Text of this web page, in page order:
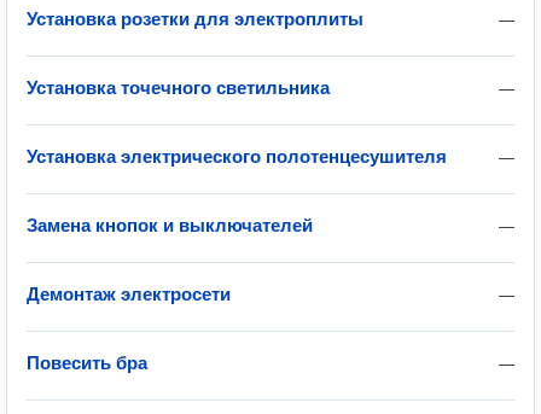
—
Установка розетки для электроплиты
—
Установка точечного светильника
—
Установка электрического полотенцесушителя
—
Замена кнопок и выключателей
—
Демонтаж электросети
—
Повесить бра